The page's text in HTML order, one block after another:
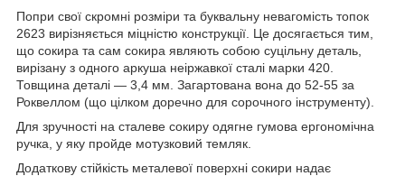
Попри свої скромні розміри та буквальну невагомість топок
2623 вирізняється міцністю конструкції. Це досягається тим,
що сокира та сам сокира являють собою суцільну деталь,
вирізану з одного аркуша неіржавкої сталі марки 420.
Товщина деталі — 3,4 мм. Загартована вона до 52-55 за
Роквеллом (що цілком доречно для сорочного інструменту).
Для зручності на сталеве сокиру одягне гумова ергономічна
ручка, у яку пройде мотузковий темляк.
Додаткову стійкість металевої поверхні сокири надає